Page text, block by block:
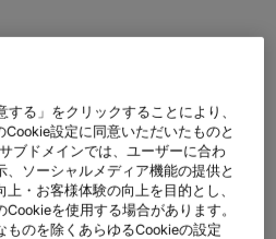
ットワークサービス
する」をクリックすることにより、
設定に同意いただいたものと
ブドメインでは、ユーザーに合わ
ソーシャルメディア機能の提供と
・お客様体験の向上を目的とし、
を使用する場合があります。
ものを除くあらゆるCookieの設定